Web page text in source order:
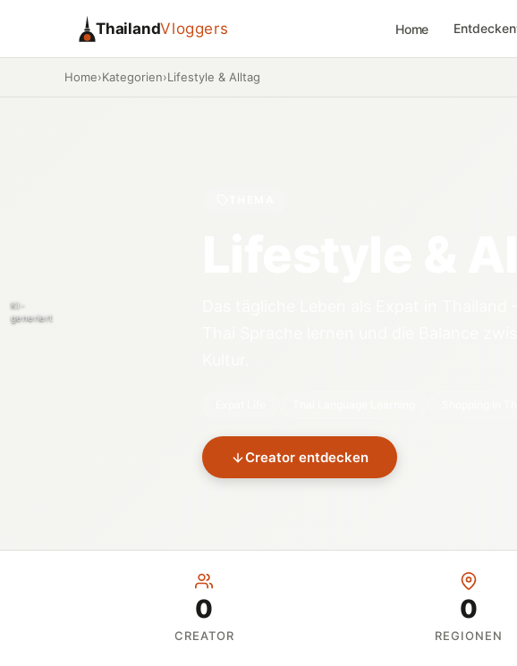
ThailandVloggers Home Entdecken
Home›Kategorien›Lifestyle & Alltag
KI-
generiert
Creator entdecken
0
CREATOR
0
REGIONEN